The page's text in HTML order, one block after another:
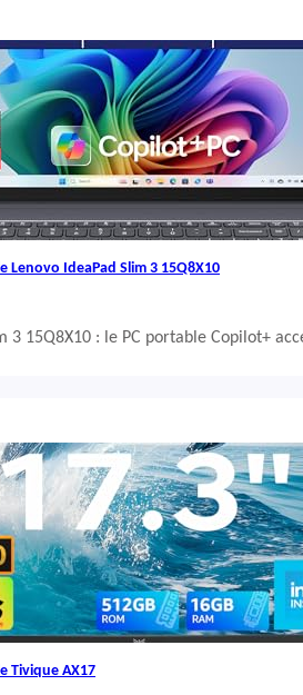
Lenovo IdeaPad Slim 3 15Q8X10
3 15Q8X10 : le PC portable Copilot+
Tivique AX17